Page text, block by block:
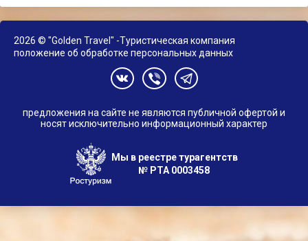
2026 © "Golden Travel" -Туристическая компания
положение об обработке персональных данных
предложения на сайте не являются публичной офертой и
носят исключительно информационный характер
Мы в реестре турагентств
№ РТА 0003458